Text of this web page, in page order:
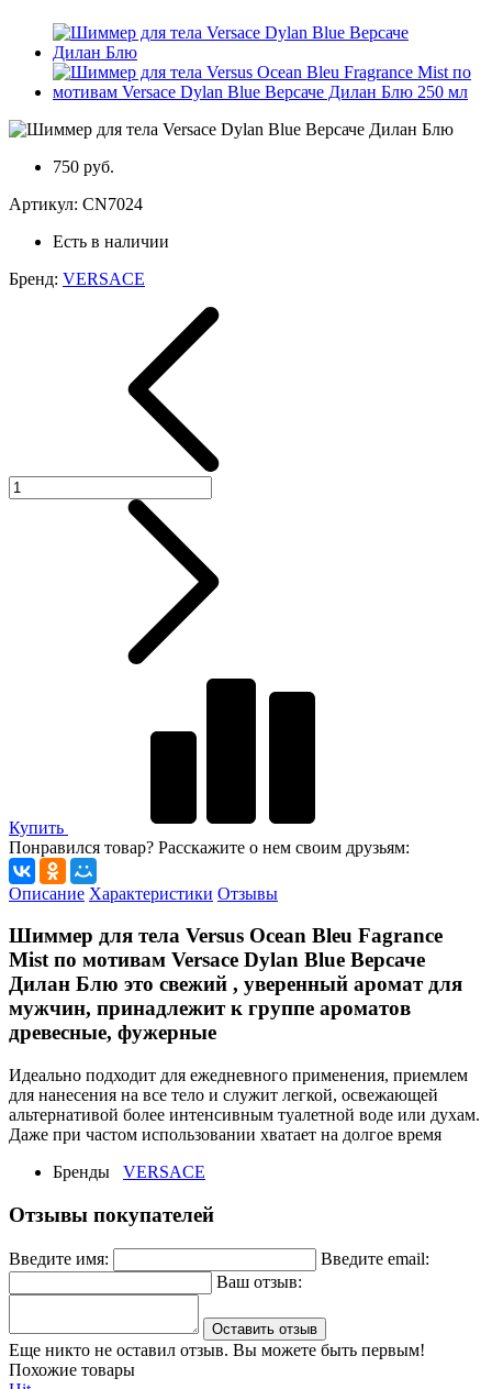
750 руб.
Артикул: CN7024
Есть в наличии
Бренд: VERSACE
Купить
Понравился товар? Расскажите о нем своим друзьям:
Описание Характеристики Отзывы
Шиммер для тела Versus Ocean Bleu Fagrance
Mist по мотивам Versace Dylan Blue Версаче
Дилан Блю это свежий , уверенный аромат для
мужчин, принадлежит к группе ароматов
древесные, фужерные
Идеально подходит для ежедневного применения, приемлем
для нанесения на все тело и служит легкой, освежающей
альтернативой более интенсивным туалетной воде или духам.
Даже при частом использовании хватает на долгое время
Бренды
VERSACE
Отзывы покупателей
Введите имя:
Введите email:
Ваш отзыв:
Оставить отзыв
Еще никто не оставил отзыв. Вы можете быть первым!
Похожие товары